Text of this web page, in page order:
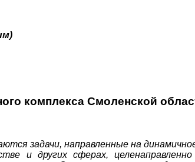
комплекса Смоленской
задачи, направленные на
и других сферах, целенаправленно